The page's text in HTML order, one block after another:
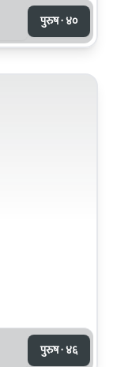
पुरुष · ४०
पुरुष · ४६